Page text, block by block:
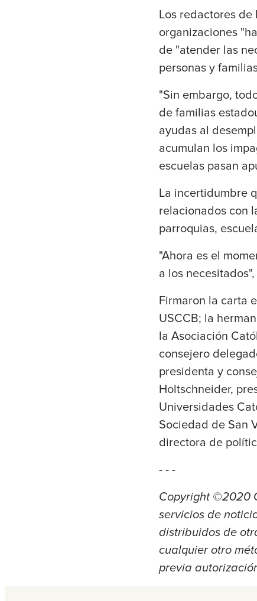
Los redactores
organizaciones
de "atender las
personas y
"Sin embargo,
de familias
ayudas al
acumulan los
escuelas pasan
La incertidumbre
relacionados con
parroquias,
"Ahora es el
a los
Firmaron la carta
USCCB; la
la Asociación
consejero
presidenta y
Holtschneider,
Universidades
Sociedad de San
directora de
- - -
Copyright ©2020
servicios de
distribuidos de
cualquier otro
previa